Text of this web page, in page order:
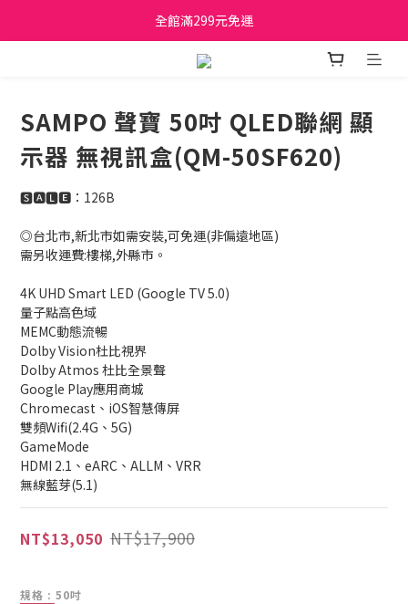
日立家電、國際牌 原廠管制價格 私訊優惠價
全館滿299元免運
日立家電、國際牌 原廠管制價格 私訊優惠價
SAMPO 聲寶 50吋 QLED聯網 顯
示器 無視訊盒(QM-50SF620)
🆂🅰🅻🅴：126B
◎台北市,新北市如需安裝,可免運(非偏遠地區)
需另收運費:樓梯,外縣市。
4K UHD Smart LED (Google TV 5.0)
量子點高色域
MEMC動態流暢
Dolby Vision杜比視界
Dolby Atmos 杜比全景聲
Google Play應用商城
Chromecast、iOS智慧傳屏
雙頻Wifi(2.4G、5G)
GameMode
HDMI 2.1、eARC、ALLM、VRR
無線藍芽(5.1)
NT$13,050 NT$17,900
規格 : 50吋